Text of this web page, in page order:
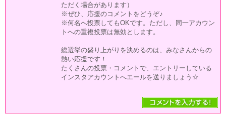
ただく場合があります）
※ぜひ、応援のコメントをどうぞ♪
※何名へ投票してもOKです。ただし、同一アカウン
トへの重複投票は無効とします。
総選挙の盛り上がりを決めるのは、みなさんからの
熱い応援です！
たくさんの投票・コメントで、エントリーしている
インスタアカウントへエールを送りましょう☆